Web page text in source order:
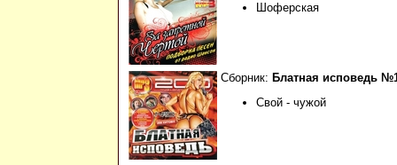
Шоферская
Сборник: Блатная исповедь
Свой - чужой